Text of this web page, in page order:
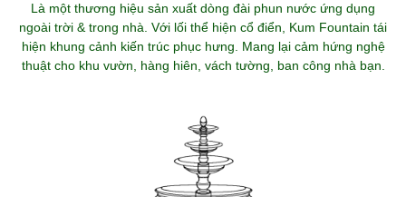
Là một thương hiệu sản xuất dòng đài phun nước ứng dụng
ngoài trời & trong nhà. Với lối thể hiện cổ điển, Kum Fountain tái
hiện khung cảnh kiến trúc phục hưng. Mang lại cảm hứng nghệ
thuật cho khu vườn, hàng hiên, vách tường, ban công nhà bạn.